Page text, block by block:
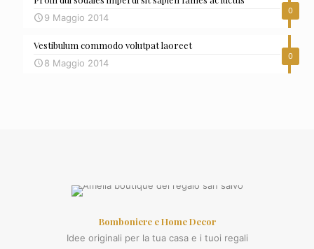
0
9 Maggio 2014
0
Vestibulum commodo volutpat laoreet
8 Maggio 2014
Bomboniere e Home Decor
Idee originali per la tua casa e i tuoi regali